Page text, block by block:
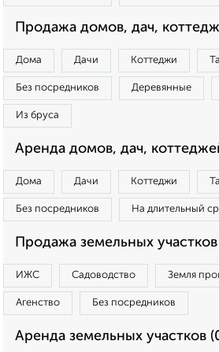
Продажа домов, дач,
Дома Дачи Коттеджи
Без посредников Деревянные
Из бруса
Аренда домов, дач,
Дома Дачи Коттеджи
Без посредников На длительный
Продажа земельных участков
ИЖС Садоводство Земля
Агенство Без посредников
Аренда земельных участков